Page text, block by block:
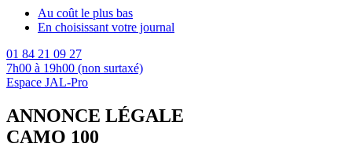
Au coût le plus bas
En choisissant votre journal
01 84 21 09 27
7h00 à 19h00 (non surtaxé)
Espace JAL-Pro
ANNONCE LÉGALE
CAMO 100